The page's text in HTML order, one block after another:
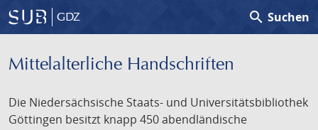
GDZ search Suchen
Mittelalterliche Handschriften
Die Niedersächsische Staats- und Universitätsbibliothek
Göttingen besitzt knapp 450 abendländische